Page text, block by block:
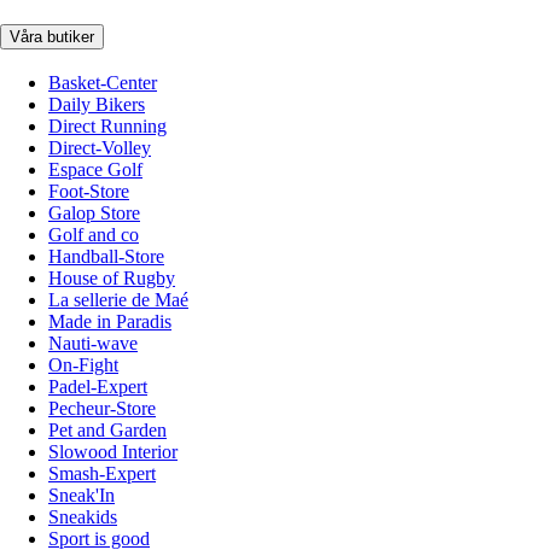
Våra butiker
Basket-Center
Daily Bikers
Direct Running
Direct-Volley
Espace Golf
Foot-Store
Galop Store
Golf and co
Handball-Store
House of Rugby
La sellerie de Maé
Made in Paradis
Nauti-wave
On-Fight
Padel-Expert
Pecheur-Store
Pet and Garden
Slowood Interior
Smash-Expert
Sneak'In
Sneakids
Sport is good